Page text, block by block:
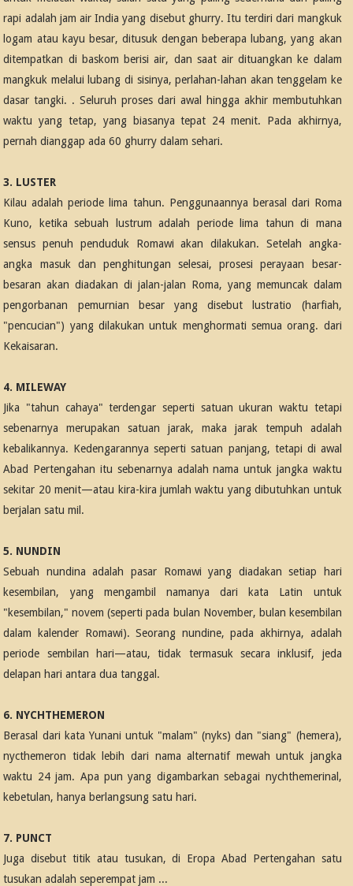
rapi adalah jam air India yang disebut ghurry. Itu terdiri dari mangkuk
logam atau kayu besar, ditusuk dengan beberapa lubang, yang akan
ditempatkan di baskom berisi air, dan saat air dituangkan ke dalam
mangkuk melalui lubang di sisinya, perlahan-lahan akan tenggelam ke
dasar tangki. . Seluruh proses dari awal hingga akhir membutuhkan
waktu yang tetap, yang biasanya tepat 24 menit. Pada akhirnya,
pernah dianggap ada 60 ghurry dalam sehari.
3. LUSTER
Kilau adalah periode lima tahun. Penggunaannya berasal dari Roma
Kuno, ketika sebuah lustrum adalah periode lima tahun di mana
sensus penuh penduduk Romawi akan dilakukan. Setelah angka-
angka masuk dan penghitungan selesai, prosesi perayaan besar-
besaran akan diadakan di jalan-jalan Roma, yang memuncak dalam
pengorbanan pemurnian besar yang disebut lustratio (harfiah,
"pencucian") yang dilakukan untuk menghormati semua orang. dari
Kekaisaran.
4. MILEWAY
Jika "tahun cahaya" terdengar seperti satuan ukuran waktu tetapi
sebenarnya merupakan satuan jarak, maka jarak tempuh adalah
kebalikannya. Kedengarannya seperti satuan panjang, tetapi di awal
Abad Pertengahan itu sebenarnya adalah nama untuk jangka waktu
sekitar 20 menit—atau kira-kira jumlah waktu yang dibutuhkan untuk
berjalan satu mil.
5. NUNDIN
Sebuah nundina adalah pasar Romawi yang diadakan setiap hari
kesembilan, yang mengambil namanya dari kata Latin untuk
"kesembilan," novem (seperti pada bulan November, bulan kesembilan
dalam kalender Romawi). Seorang nundine, pada akhirnya, adalah
periode sembilan hari—atau, tidak termasuk secara inklusif, jeda
delapan hari antara dua tanggal.
6. NYCHTHEMERON
Berasal dari kata Yunani untuk "malam" (nyks) dan "siang" (hemera),
nycthemeron tidak lebih dari nama alternatif mewah untuk jangka
waktu 24 jam. Apa pun yang digambarkan sebagai nychthemerinal,
kebetulan, hanya berlangsung satu hari.
7. PUNCT
Juga disebut titik atau tusukan, di Eropa Abad Pertengahan satu
tusukan adalah seperempat jam ...